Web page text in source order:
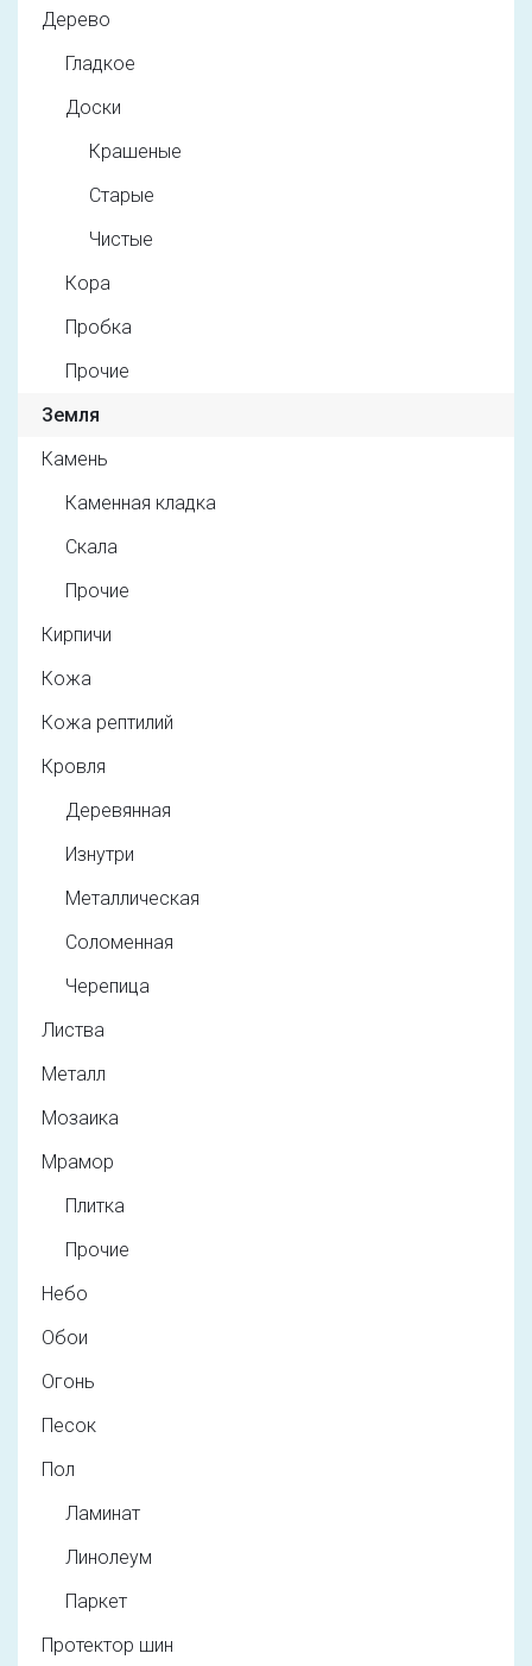
Дерево
Гладкое
Доски
Крашеные
Старые
Чистые
Кора
Пробка
Прочие
Земля
Камень
Каменная кладка
Скала
Прочие
Кирпичи
Кожа
Кожа рептилий
Кровля
Деревянная
Изнутри
Металлическая
Соломенная
Черепица
Листва
Металл
Мозаика
Мрамор
Плитка
Прочие
Небо
Обои
Огонь
Песок
Пол
Ламинат
Линолеум
Паркет
Протектор шин